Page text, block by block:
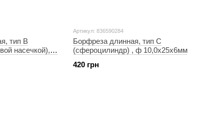
тип В
насечкой), ф
Артикул: 836590284
Борфреза длинная, тип C
(cфероцилиндр) , ф 10,0х25х6мм
420 грн